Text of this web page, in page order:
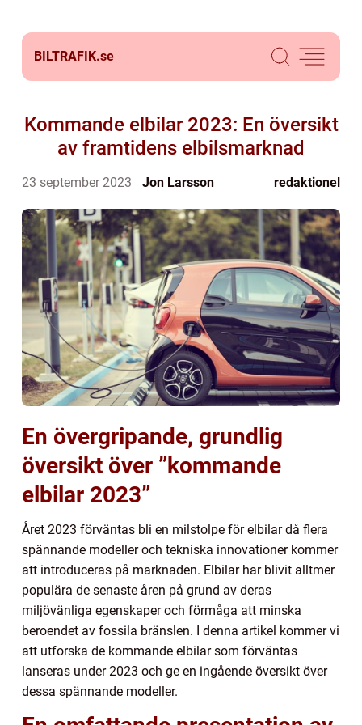
BILTRAFIK.se
Kommande elbilar 2023: En översikt
av framtidens elbilsmarknad
23 september 2023 Jon Larsson redaktionel
En övergripande, grundlig
översikt över ”kommande
elbilar 2023”
Året 2023 förväntas bli en milstolpe för elbilar då flera
spännande modeller och tekniska innovationer kommer
att introduceras på marknaden. Elbilar har blivit alltmer
populära de senaste åren på grund av deras
miljövänliga egenskaper och förmåga att minska
beroendet av fossila bränslen. I denna artikel kommer vi
att utforska de kommande elbilar som förväntas
lanseras under 2023 och ge en ingående översikt över
dessa spännande modeller.